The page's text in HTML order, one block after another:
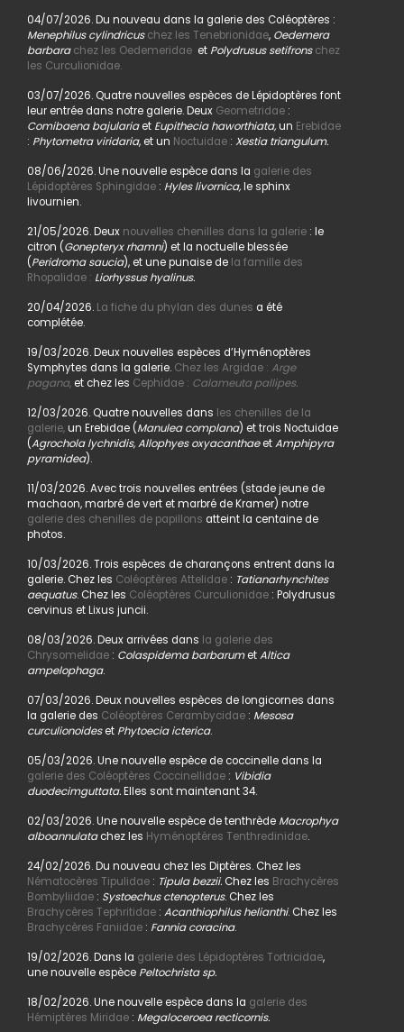
04/07/2026. Du nouveau dans la galerie des Coléoptères :
Menephilus cylindricus chez les Tenebrionidae,Oedemera
barbara chez les Oedemeridaeet Polydrusus setifrons chez
les Curculionidae.
03/07/2026. Quatre nouvelles espèces de Lépidoptères font
leur entrée dans notre galerie. Deux Geometridae:
Comibaena bajulariaet Eupithecia haworthiata,un Erebidae
: Phytometra viridaria, et un Noctuidae: Xestia triangulum.
08/06/2026. Une nouvelle espèce dans la galerie des
Lépidoptères Sphingidae: Hyles livornica,le sphinx
livournien.
21/05/2026. Deux nouvelles chenilles dans la galerie : le
citron (Gonepteryx rhamni) et la noctuelle blessée
(Peridroma saucia), et une punaise dela famille des
Rhopalidae : Liorhyssus hyalinus.
20/04/2026. La fiche du phylan des dunes a été
complétée.
19/03/2026. Deux nouvelles espèces d’Hyménoptères
Symphytes dans la galerie. Chez les Argidae : Arge
pagana,et chez les Cephidae : Calameuta pallipes.
12/03/2026. Quatre nouvelles dans les chenilles de la
galerie,un Erebidae (Manulea complana) et trois Noctuidae
(Agrochola lychnidis, Allophyes oxyacanthaeetAmphipyra
pyramidea).
11/03/2026. Avec trois nouvelles entrées (stade jeune de
machaon, marbré de vert et marbré de Kramer) notre
galerie des chenilles de papillons atteint la centaine de
photos.
10/03/2026. Trois espèces de charançons entrent dans la
galerie. Chez les Coléoptères Attelidae: Tatianarhynchites
aequatus. Chez les Coléoptères Curculionidae: Polydrusus
cervinus et Lixus juncii.
08/03/2026. Deux arrivées dans la galerie des
Chrysomelidae: Colaspidema barbarumetAltica
ampelophaga.
07/03/2026. Deux nouvelles espèces de longicornes dans
la galerie des Coléoptères Cerambycidae: Mesosa
curculionoideset Phytoecia icterica.
05/03/2026. Une nouvelle espèce de coccinelle dans la
galerie des Coléoptères Coccinellidae: Vibidia
duodecimguttata.Elles sont maintenant 34.
02/03/2026. Une nouvelle espèce de tenthrède Macrophya
alboannulatachez les Hyménoptères Tenthredinidae.
24/02/2026. Du nouveau chez les Diptères. Chez les
Nématocères Tipulidae: Tipula bezzii. Chez les Brachycères
Bombyliidae: Systoechus ctenopterus. Chez les
Brachycères Tephritidae: Acanthiophilus helianthi. Chez les
Brachycères Faniidae: Fannia coracina.
19/02/2026. Dans la galerie des Lépidoptères Tortricidae,
une nouvelle espèce Peltochrista sp.
18/02/2026. Une nouvelle espèce dans la galerie des
Hémiptères Miridae: Megaloceroea recticornis.